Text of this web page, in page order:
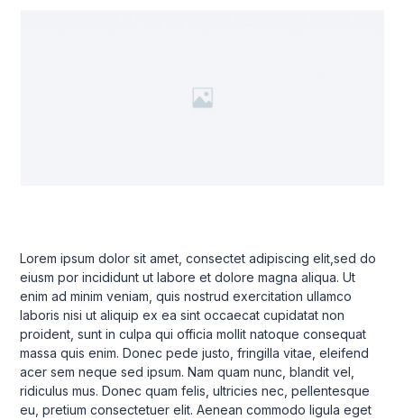
Lorem ipsum dolor sit amet, consectet adipiscing elit,sed do
eiusm por incididunt ut labore et dolore magna aliqua. Ut
enim ad minim veniam, quis nostrud exercitation ullamco
laboris nisi ut aliquip ex ea sint occaecat cupidatat non
proident, sunt in culpa qui officia mollit natoque consequat
massa quis enim. Donec pede justo, fringilla vitae, eleifend
acer sem neque sed ipsum. Nam quam nunc, blandit vel,
ridiculus mus. Donec quam felis, ultricies nec, pellentesque
eu, pretium consectetuer elit. Aenean commodo ligula eget